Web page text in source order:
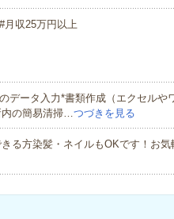
収25万円以上
データ入力*書類作成（エクセルや
内の簡易清掃…つづきを見る
る方染髪・ネイルもOKです！お気